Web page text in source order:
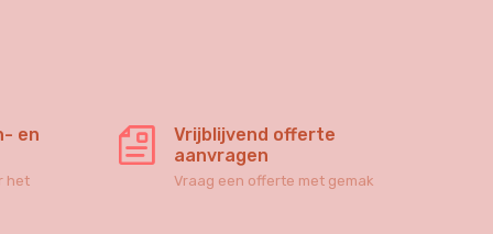
en
het
Vrijblijvend offerte
aanvragen
Vraag een offerte met gemak